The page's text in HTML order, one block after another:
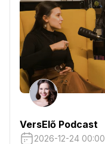
VersElő Podcast
2026-12-24